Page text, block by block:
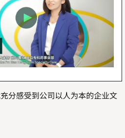
分感受到公司以人为本的企业文